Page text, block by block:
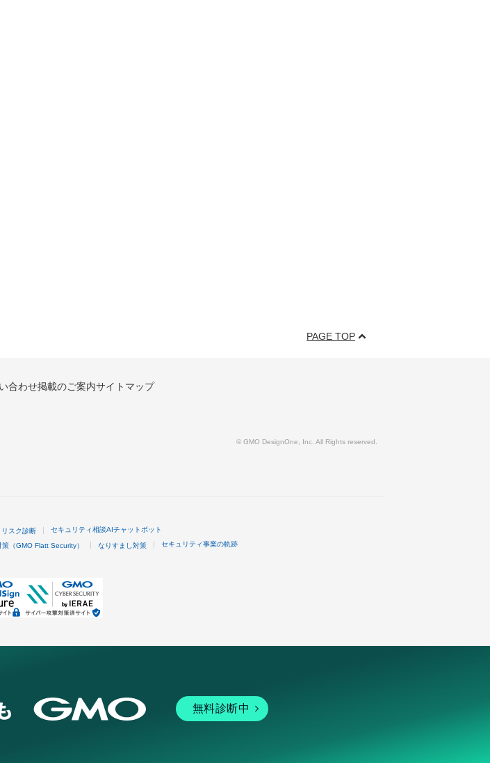
PAGE TOP
合わせ掲載のご案内サイトマップ
© GMO DesignOne, Inc. All Rights reserved.
スク診断 セキュリティ相談AIチャットボット
（GMO Flatt Security） なりすまし対策 セキュリティ事業の軌跡
無料診断中